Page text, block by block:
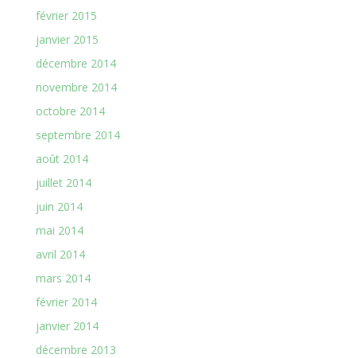
février 2015
janvier 2015
décembre 2014
novembre 2014
octobre 2014
septembre 2014
août 2014
juillet 2014
juin 2014
mai 2014
avril 2014
mars 2014
février 2014
janvier 2014
décembre 2013